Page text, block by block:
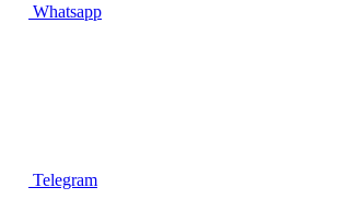
Whatsapp
Telegram